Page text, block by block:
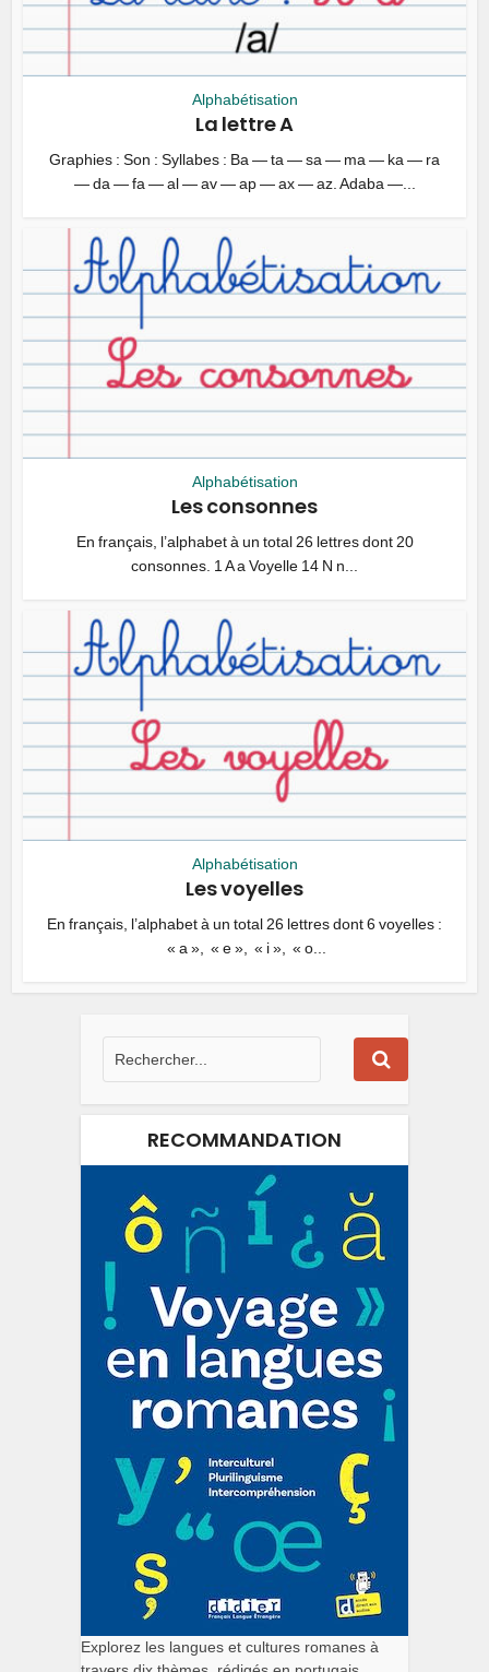
Alphabétisation
La lettre A
Graphies : Son : Syllabes : Ba — ta — sa — ma — ka — ra
— da — fa — al — av — ap — ax — az. Adaba —...
Alphabétisation
Les consonnes
En français, l’alphabet à un total 26 lettres dont 20
consonnes. 1 A a Voyelle 14 N n...
Alphabétisation
Les voyelles
En français, l’alphabet à un total 26 lettres dont 6 voyelles :
« a », « e », « i », « o...
RECOMMANDATION
Explorez les langues et cultures romanes à